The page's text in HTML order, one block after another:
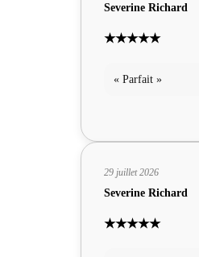
Severine Richard
★★★★★
« Parfait »
29 juillet 2026
Severine Richard
★★★★★